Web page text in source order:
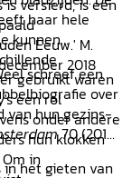
Eeuw.' M.
2018
haar hele
kunnen
gebruikt waren
een rol
onder andere
hun klokken
in
schreef een
over
van hun gezins-
70 (2018)
het gieten van